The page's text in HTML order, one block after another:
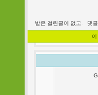
받은 걸린글이 없고, 댓